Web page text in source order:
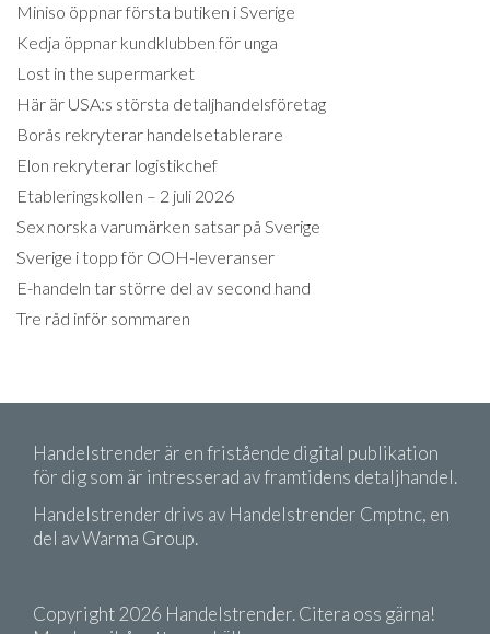
Miniso öppnar första butiken i Sverige
Kedja öppnar kundklubben för unga
Lost in the supermarket
Här är USA:s största detaljhandelsföretag
Borås rekryterar handelsetablerare
Elon rekryterar logistikchef
Etableringskollen – 2 juli 2026
Sex norska varumärken satsar på Sverige
Sverige i topp för OOH-leveranser
E-handeln tar större del av second hand
Tre råd inför sommaren
Handelstrender är en fristående digital publikation
för dig som är intresserad av framtidens detaljhandel.
Handelstrender drivs av Handelstrender Cmptnc, en
del av Warma Group.
Copyright 2026 Handelstrender. Citera oss gärna!